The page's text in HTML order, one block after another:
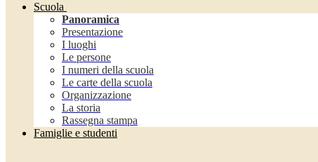
Scuola
Panoramica
Presentazione
I luoghi
Le persone
I numeri della scuola
Le carte della scuola
Organizzazione
La storia
Rassegna stampa
Famiglie e studenti